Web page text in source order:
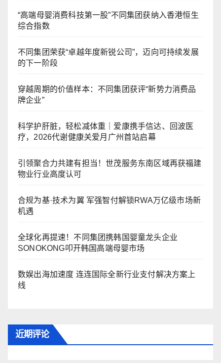
“高端母婴消费科技第一股”不同集团获纳入香港恒生
综合指数
不同集团荣获“卓越年度新锐公司”，迈向可持续发展
的下一阶段
穿越周期的价值样本：不同集团获评“新势力消费品
牌企业”
科学护肝脏，轻松减体重｜爱康携手信达、回波医
疗，2026代谢健康关爱月广州首站启幕
引领聚合力共建有担当！世茂服务东南区域再获福建
物业行业高度认可
合规为基·技术为翼 军强智付解锁RWA万亿级市场新
机遇
全球化再提速！不同集团携韩国婴童龙头企业
SONOKONG叩开韩国高端母婴市场
数娱出海加速度 连连国际全新行业支付解决方案上
线
近期评论